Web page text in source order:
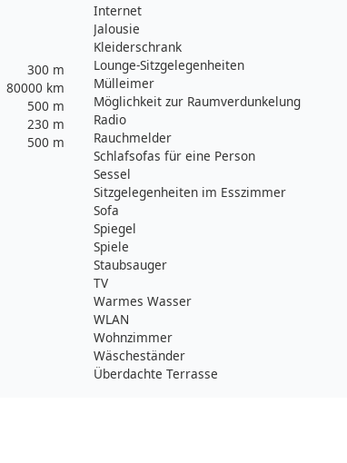
300 m
80000 km
500 m
230 m
500 m
Internet
Jalousie
Kleiderschrank
Lounge-Sitzgelegenheiten
Mülleimer
Möglichkeit zur Raumverdunkelung
Radio
Rauchmelder
Schlafsofas für eine Person
Sessel
Sitzgelegenheiten im Esszimmer
Sofa
Spiegel
Spiele
Staubsauger
TV
Warmes Wasser
WLAN
Wohnzimmer
Wäscheständer
Überdachte Terrasse